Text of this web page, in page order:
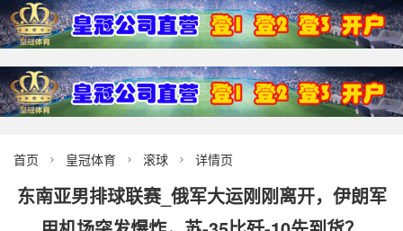
首页  皇冠体育  滚球  详情页
东南亚男排球联赛_俄军大运刚刚离开，伊朗军